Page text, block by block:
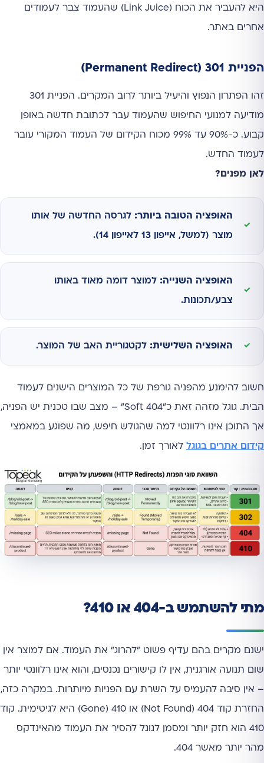
היא להעביר את הכוח (Link Juice) שהעמוד צבר לעמודים
אחרים באתר.
הפניית 301 (Permanent Redirect)
זהו הפתרון הנפוץ והיעיל ביותר לרוב המקרים. הפניית 301
מודיעה למנועי החיפוש שהעמוד עבר לכתובת חדשה באופן
קבוע. כ-90% עד 99% מכוח הקידום של העמוד המקורי עובר
לעמוד החדש.
לאן מפנים?
האופציה הטובה ביותר: לגרסה החדשה של אותו
מוצר (למשל, אייפון 13 לאייפון 14).
האופציה השנייה: למוצר דומה מאוד באותו
צבע/תכונות.
האופציה השלישית: לקטגוריית האב של המוצר.
חשוב להימנע מהפניה גורפת של כל המוצרים הישנים לעמוד
הבית. גוגל מזהה זאת כ"Soft 404" – מצב שבו טכנית יש הפניה,
אך התוכן אינו רלוונטי למה שהגולש חיפש, מה שפוגע במאמצי
קידום אתרים בגוגל לאורך זמן.
מתי להשתמש ב-404 או 410?
ישנם מקרים בהם עדיף פשוט "להרוג" את העמוד. אם למוצר אין
שום תנועה אורגנית, אין לו קישורים נכנסים, והוא אינו רלוונטי יותר
– אין סיבה להעמיס על השרת עם הפניות מיותרות. במקרה כזה,
החזרת קוד 404 (Not Found) או 410 (Gone) היא לגיטימית. קוד
410 הוא חזק יותר ומסמן לגוגל להסיר את העמוד מהאינדקס
מהר יותר מאשר 404.